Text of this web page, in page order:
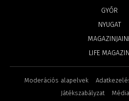
GYŐR
NYUGAT
LIFE MAGAZIN
Moderációs alapelvek
Játékszabályzat